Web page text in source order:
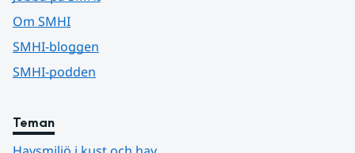
Om SMHI
SMHI-bloggen
SMHI-podden
Teman